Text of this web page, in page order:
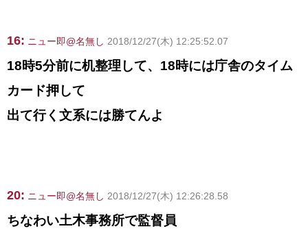
16: ニュー即@名無し 2018/12/27(木) 12:25:52.07
18時5分前に机整理して、18時には庁舎のタイム
カード押して
出て行く文系には勝てんよ
20: ニュー即@名無し 2018/12/27(木) 12:26:28.58
ちなわい土木事務所で監督員